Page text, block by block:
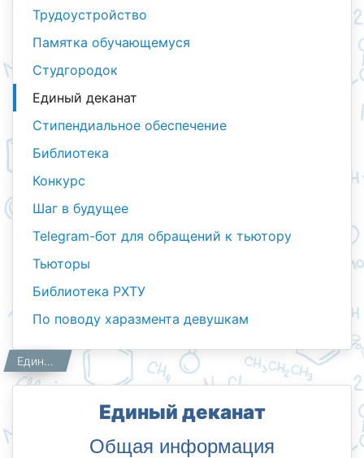
Трудоустройство
Памятка обучающемуся
Студгородок
Единый деканат
Стипендиальное обеспечение
Библиотека
Конкурс
Шаг в будущее
Telegram-бот для обращений к тьютору
Тьюторы
Библиотека РХТУ
По поводу харазмента девушкам
Главная
Студентам Единый деканат
Единый деканат
Общая информация